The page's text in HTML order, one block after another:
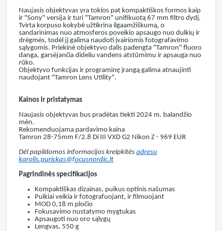
Naujasis objektyvas yra tokios pat kompaktiškos formos kaip
ir "Sony" versija ir turi "Tamron" unifikuotą 67 mm filtro dydį.
Tvirta korpuso kokybė užtikrina ilgaamžiškumą, o
sandarinimas nuo atmosferos poveikio apsaugo nuo dulkių ir
drėgmės, todėl jį galima naudoti įvairiomis fotografavimo
sąlygomis. Priekinė objektyvo dalis padengta "Tamron" fluoro
danga, garsėjančia dideliu vandens atstūmimu ir apsauga nuo
rūko.
Objektyvo funkcijas ir programinę įrangą galima atnaujinti
naudojant "Tamron Lens Utility".
Kainos ir pristatymas
Naujasis objektyvas bus pradėtas tiekti 2024 m. balandžio
mėn.
Rekomenduojama pardavimo kaina
Tamron 28-75mm F/2.8 Di III VXD G2 Nikon Z - 969 EUR
Dėl papildomos informacijos kreipkitės adresu
karolis.purickas@focusnordic.lt
Pagrindinės specifikacijos
Kompaktiškas dizainas, puikus optinis našumas
Puikiai veikia ir fotografuojant, ir filmuojant
MOD 0,18 m pločio
Fokusavimo nustatymo mygtukas
Apsaugoti nuo oro sąlygų
Lengvas, 550 g